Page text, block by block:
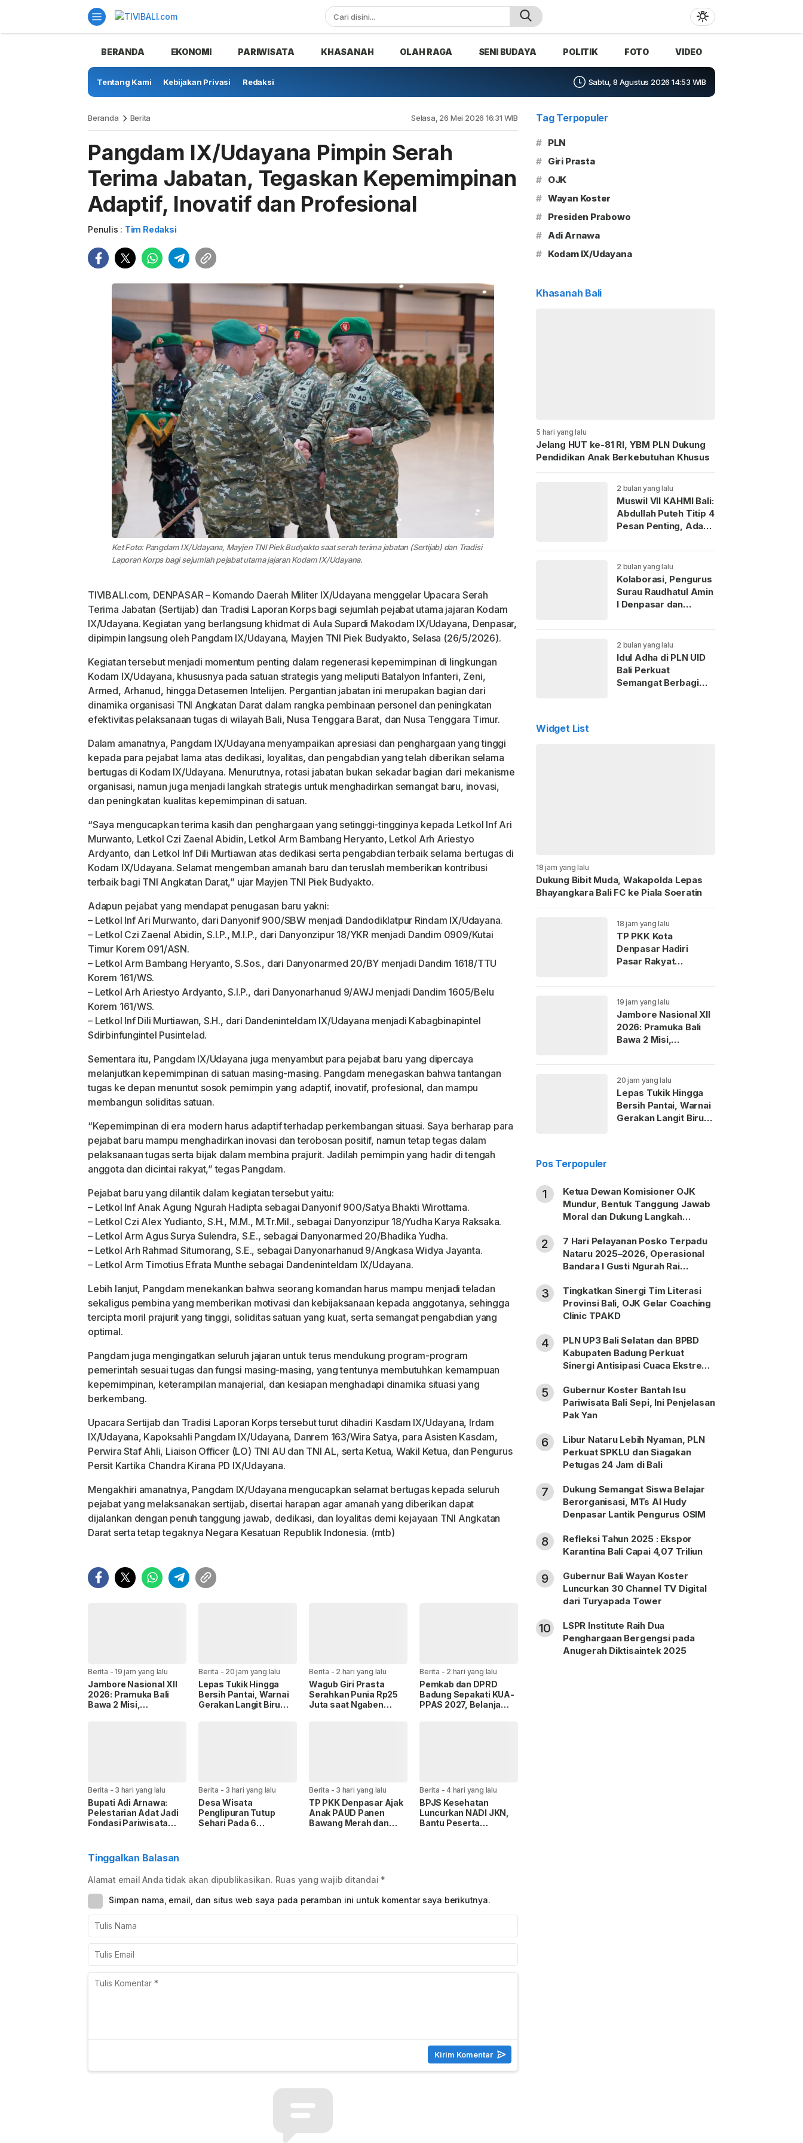
BERANDA EKONOMI PARIWISATA KHASANAH OLAH RAGA SENI BUDAYA POLITIK FOTO VIDEO
Tentang Kami Kebijakan Privasi Redaksi Sabtu, 8 Agustus 2026 14:53 WIB
Beranda Berita Selasa, 26 Mei 2026 16:31 WIB
Pangdam IX/Udayana Pimpin Serah
Terima Jabatan, Tegaskan Kepemimpinan
Adaptif, Inovatif dan Profesional
Penulis : Tim Redaksi
Ket Foto: Pangdam IX/Udayana, Mayjen TNI Piek Budyakto saat serah terima jabatan (Sertijab) dan Tradisi
Laporan Korps bagi sejumlah pejabat utama jajaran Kodam IX/Udayana.
TIVIBALI.com, DENPASAR – Komando Daerah Militer IX/Udayana menggelar Upacara Serah
Terima Jabatan (Sertijab) dan Tradisi Laporan Korps bagi sejumlah pejabat utama jajaran Kodam
IX/Udayana. Kegiatan yang berlangsung khidmat di Aula Supardi Makodam IX/Udayana, Denpasar,
dipimpin langsung oleh Pangdam IX/Udayana, Mayjen TNI Piek Budyakto, Selasa (26/5/2026).
Kegiatan tersebut menjadi momentum penting dalam regenerasi kepemimpinan di lingkungan
Kodam IX/Udayana, khususnya pada satuan strategis yang meliputi Batalyon Infanteri, Zeni,
Armed, Arhanud, hingga Detasemen Intelijen. Pergantian jabatan ini merupakan bagian dari
dinamika organisasi TNI Angkatan Darat dalam rangka pembinaan personel dan peningkatan
efektivitas pelaksanaan tugas di wilayah Bali, Nusa Tenggara Barat, dan Nusa Tenggara Timur.
Dalam amanatnya, Pangdam IX/Udayana menyampaikan apresiasi dan penghargaan yang tinggi
kepada para pejabat lama atas dedikasi, loyalitas, dan pengabdian yang telah diberikan selama
bertugas di Kodam IX/Udayana. Menurutnya, rotasi jabatan bukan sekadar bagian dari mekanisme
organisasi, namun juga menjadi langkah strategis untuk menghadirkan semangat baru, inovasi,
dan peningkatan kualitas kepemimpinan di satuan.
“Saya mengucapkan terima kasih dan penghargaan yang setinggi-tingginya kepada Letkol Inf Ari
Murwanto, Letkol Czi Zaenal Abidin, Letkol Arm Bambang Heryanto, Letkol Arh Ariestyo
Ardyanto, dan Letkol Inf Dili Murtiawan atas dedikasi serta pengabdian terbaik selama bertugas di
Kodam IX/Udayana. Selamat mengemban amanah baru dan teruslah memberikan kontribusi
terbaik bagi TNI Angkatan Darat,” ujar Mayjen TNI Piek Budyakto.
Adapun pejabat yang mendapat penugasan baru yakni:
– Letkol Inf Ari Murwanto, dari Danyonif 900/SBW menjadi Dandodiklatpur Rindam IX/Udayana.
– Letkol Czi Zaenal Abidin, S.I.P., M.I.P., dari Danyonzipur 18/YKR menjadi Dandim 0909/Kutai
Timur Korem 091/ASN.
– Letkol Arm Bambang Heryanto, S.Sos., dari Danyonarmed 20/BY menjadi Dandim 1618/TTU
Korem 161/WS.
– Letkol Arh Ariestyo Ardyanto, S.I.P., dari Danyonarhanud 9/AWJ menjadi Dandim 1605/Belu
Korem 161/WS.
– Letkol Inf Dili Murtiawan, S.H., dari Dandeninteldam IX/Udayana menjadi Kabagbinapintel
Sdirbinfungintel Pusintelad.
Sementara itu, Pangdam IX/Udayana juga menyambut para pejabat baru yang dipercaya
melanjutkan kepemimpinan di satuan masing-masing. Pangdam menegaskan bahwa tantangan
tugas ke depan menuntut sosok pemimpin yang adaptif, inovatif, profesional, dan mampu
membangun soliditas satuan.
“Kepemimpinan di era modern harus adaptif terhadap perkembangan situasi. Saya berharap para
pejabat baru mampu menghadirkan inovasi dan terobosan positif, namun tetap tegas dalam
pelaksanaan tugas serta bijak dalam membina prajurit. Jadilah pemimpin yang hadir di tengah
anggota dan dicintai rakyat,” tegas Pangdam.
Pejabat baru yang dilantik dalam kegiatan tersebut yaitu:
– Letkol Inf Anak Agung Ngurah Hadipta sebagai Danyonif 900/Satya Bhakti Wirottama.
– Letkol Czi Alex Yudianto, S.H., M.M., M.Tr.Mil., sebagai Danyonzipur 18/Yudha Karya Raksaka.
– Letkol Arm Agus Surya Sulendra, S.E., sebagai Danyonarmed 20/Bhadika Yudha.
– Letkol Arh Rahmad Situmorang, S.E., sebagai Danyonarhanud 9/Angkasa Widya Jayanta.
– Letkol Arm Timotius Efrata Munthe sebagai Dandeninteldam IX/Udayana.
Lebih lanjut, Pangdam menekankan bahwa seorang komandan harus mampu menjadi teladan
sekaligus pembina yang memberikan motivasi dan kebijaksanaan kepada anggotanya, sehingga
tercipta moril prajurit yang tinggi, soliditas satuan yang kuat, serta semangat pengabdian yang
optimal.
Pangdam juga mengingatkan seluruh jajaran untuk terus mendukung program-program
pemerintah sesuai tugas dan fungsi masing-masing, yang tentunya membutuhkan kemampuan
kepemimpinan, keterampilan manajerial, dan kesiapan menghadapi dinamika situasi yang
berkembang.
Upacara Sertijab dan Tradisi Laporan Korps tersebut turut dihadiri Kasdam IX/Udayana, Irdam
IX/Udayana, Kapoksahli Pangdam IX/Udayana, Danrem 163/Wira Satya, para Asisten Kasdam,
Perwira Staf Ahli, Liaison Officer (LO) TNI AU dan TNI AL, serta Ketua, Wakil Ketua, dan Pengurus
Persit Kartika Chandra Kirana PD IX/Udayana.
Mengakhiri amanatnya, Pangdam IX/Udayana mengucapkan selamat bertugas kepada seluruh
pejabat yang melaksanakan sertijab, disertai harapan agar amanah yang diberikan dapat
dijalankan dengan penuh tanggung jawab, dedikasi, dan loyalitas demi kejayaan TNI Angkatan
Darat serta tetap tegaknya Negara Kesatuan Republik Indonesia. (mtb)
Berita -19 jam yang lalu
Jambore Nasional XII
2026: Pramuka Bali
Bawa 2 Misi,
Berita - 20 jam yang lalu
Lepas Tukik Hingga
Bersih Pantai, Warnai
Gerakan Langit Biru
Berita - 2 hari yang lalu
Wagub Giri Prasta
Serahkan Punia Rp25
Juta saat Ngaben
Berita - 2 hari yang lalu
Pemkab dan DPRD
Badung Sepakati KUA-
PPAS 2027, Belanja
Berita - 3 hari yang lalu
Bupati Adi Arnawa:
Pelestarian Adat Jadi
Fondasi Pariwisata
Berita - 3 hari yang lalu
Desa Wisata
Penglipuran Tutup
Sehari Pada 6
Berita - 3 hari yang lalu
TP PKK Denpasar Ajak
Anak PAUD Panen
Bawang Merah dan
Berita -4 hari yang lalu
BPJS Kesehatan
Luncurkan NADI JKN,
Bantu Peserta
Tinggalkan Balasan
Alamat email Anda tidak akan dipublikasikan. Ruas yang wajib ditandai *
Simpan nama, email, dan situs web saya pada peramban ini untuk komentar saya berikutnya.
Tag Terpopuler
# PLN
# Giri Prasta
# OJK
# Wayan Koster
# Presiden Prabowo
# Adi Arnawa
# Kodam IX/Udayana
Khasanah Bali
5 hari yang lalu
Jelang HUT ke-81 RI, YBM PLN Dukung
Pendidikan Anak Berkebutuhan Khusus
2 bulan yang lalu
Muswil VII KAHMI Bali:
Abdullah Puteh Titip 4
Pesan Penting, Ada
2 bulan yang lalu
Kolaborasi, Pengurus
Surau Raudhatul Amin
I Denpasar dan
Hewan Kurban
2 bulan yang lalu
Idul Adha di PLN UID
Bali Perkuat
Semangat Berbagi
Widget List
18 jam yang lalu
Dukung Bibit Muda, Wakapolda Lepas
Bhayangkara Bali FC ke Piala Soeratin
18 jam yang lalu
TP PKK Kota
Denpasar Hadiri
Pasar Rakyat
19 jam yang lalu
Jambore Nasional XII
2026: Pramuka Bali
Bawa 2 Misi,
20 jam yang lalu
Lepas Tukik Hingga
Bersih Pantai, Warnai
Gerakan Langit Biru
Pos Terpopuler
1
Ketua Dewan Komisioner OJK
Mundur, Bentuk Tanggung Jawab
Moral dan Dukung Langkah
2
7 Hari Pelayanan Posko Terpadu
Nataru 2025–2026, Operasional
Bandara I Gusti Ngurah Rai
3
Tingkatkan Sinergi Tim Literasi
Provinsi Bali, OJK Gelar Coaching
Clinic TPAKD
4
PLN UP3 Bali Selatan dan BPBD
Kabupaten Badung Perkuat
Sinergi Antisipasi Cuaca Ekstrem
5
Gubernur Koster Bantah Isu
Pariwisata Bali Sepi, Ini Penjelasan
Pak Yan
6
Libur Nataru Lebih Nyaman, PLN
Perkuat SPKLU dan Siagakan
Petugas 24 Jam di Bali
7
Dukung Semangat Siswa Belajar
Berorganisasi, MTs Al Hudy
Denpasar Lantik Pengurus OSIM
8
Refleksi Tahun 2025 : Ekspor
Karantina Bali Capai 4,07 Triliun
9
Gubernur Bali Wayan Koster
Luncurkan 30 Channel TV Digital
dari Turyapada Tower
10
LSPR Institute Raih Dua
Penghargaan Bergengsi pada
Anugerah Diktisaintek 2025